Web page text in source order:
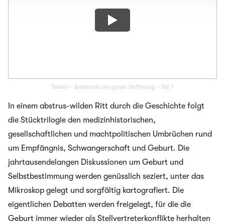
Teaser – Anatomie der guten Hoffnung – Teil 1
In einem abstrus-wilden Ritt durch die Geschichte folgt
die Stücktrilogie den medizinhistorischen,
gesellschaftlichen und machtpolitischen Umbrüchen rund
um Empfängnis, Schwangerschaft und Geburt. Die
jahrtausendelangen Diskussionen um Geburt und
Selbstbestimmung werden genüsslich seziert, unter das
Mikroskop gelegt und sorgfältig kartografiert. Die
eigentlichen Debatten werden freigelegt, für die die
Geburt immer wieder als Stellvertreterkonflikte herhalten